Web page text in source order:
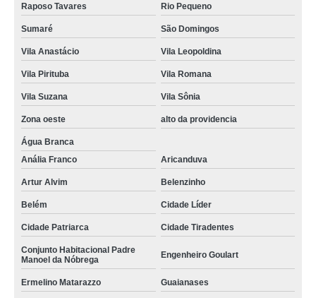
Raposo Tavares Rio Pequeno
Sumaré São Domingos
Vila Anastácio Vila Leopoldina
Vila Pirituba Vila Romana
Vila Suzana Vila Sônia
Zona oeste alto da providencia
Água Branca
Anália Franco
Aricanduva
Artur Alvim Belenzinho
Belém Cidade Líder
Cidade Patriarca Cidade Tiradentes
Conjunto Habitacional Padre
Manoel da Nóbrega
Engenheiro Goulart
Ermelino Matarazzo Guaianases